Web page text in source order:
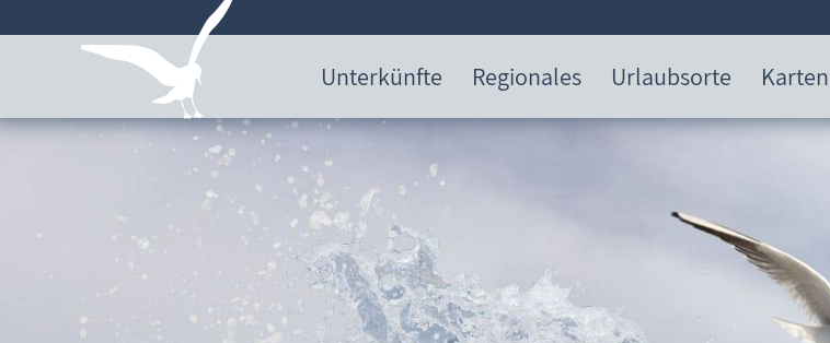
Unterkünfte Regionales Urlaubsorte Karten